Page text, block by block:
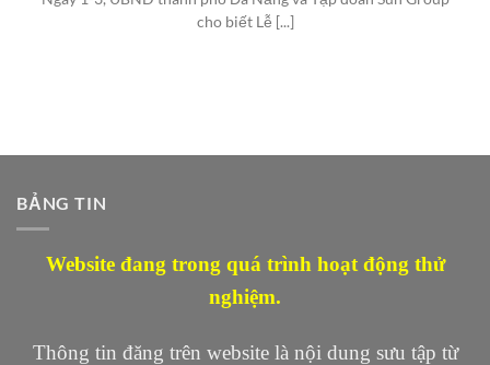
cho biết Lễ [...]
BẢNG TIN
Website đang trong quá trình hoạt động thử
nghiệm.
Thông tin đăng trên website là nội dung sưu tập từ